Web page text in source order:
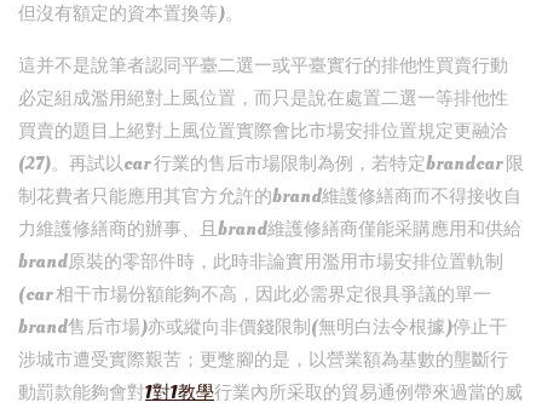
但沒有額定的資本置換等)。
這并不是說筆者認同平臺二選一或平臺實行的排他性買賣行動
必定組成濫用絕對上風位置，而只是說在處置二選一等排他性
買賣的題目上絕對上風位置實際會比市場安排位置規定更融洽
(27)。再試以car 行業的售后市場限制為例，若特定brandcar 限
制花費者只能應用其官方允許的brand維護修繕商而不得接收自
力維護修繕商的辦事、且brand維護修繕商僅能采購應用和供給
brand原裝的零部件時，此時非論實用濫用市場安排位置軌制
(car 相干市場份額能夠不高，因此必需界定很具爭議的單一
brand售后市場)亦或縱向非價錢限制(無明白法令根據)停止干
涉城市遭受實際艱苦；更蹩腳的是，以營業額為基數的壟斷行
動罰款能夠會對1對1教學行業內所采取的貿易通例帶來過當的威